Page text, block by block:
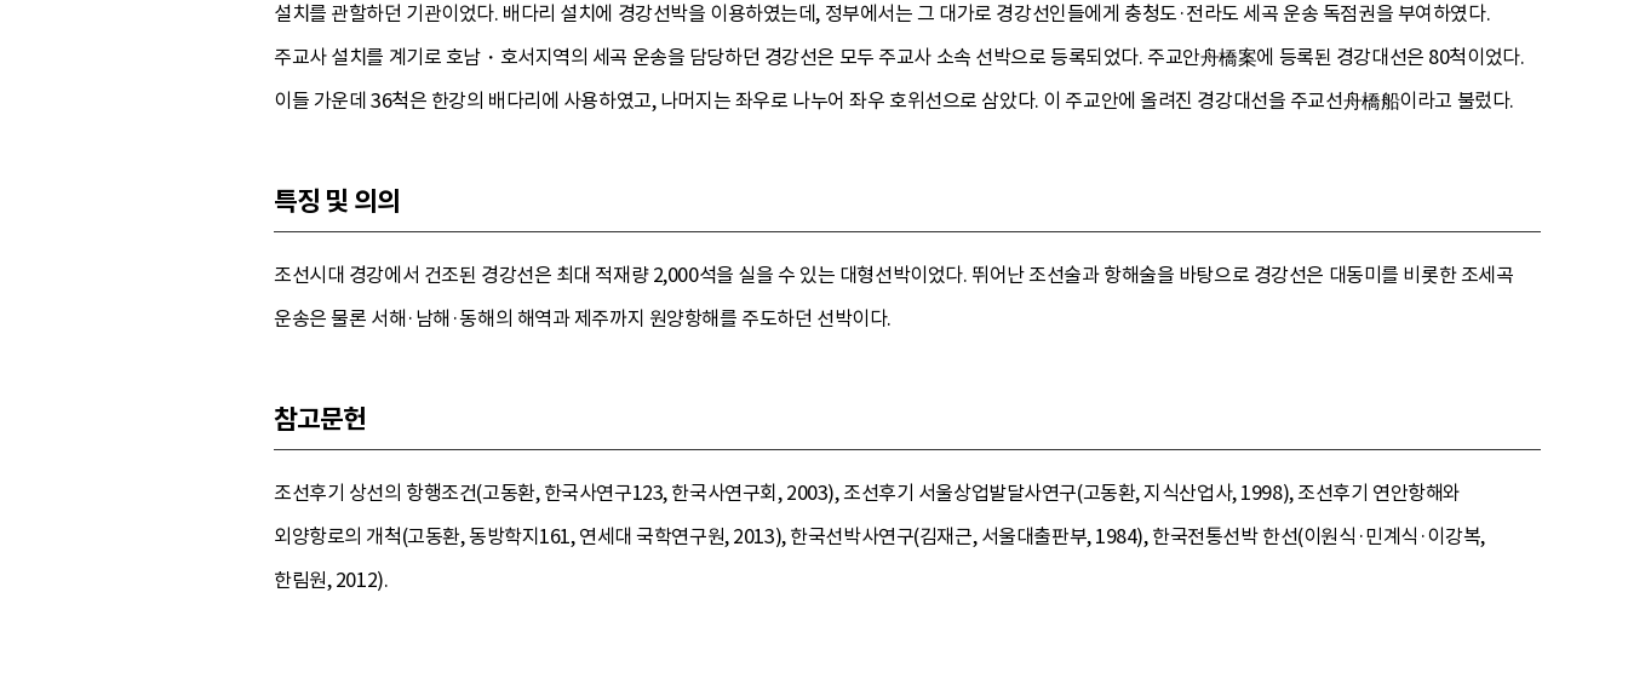
설치를 관할하던 기관이었다. 배다리 설치에 경강선박을 이용하였는데, 정부에서는 그 대가로 경강선인들에게 충청도·전라도 세곡 운송 독점권을 부여하였다.
주교사 설치를 계기로 호남・호서지역의 세곡 운송을 담당하던 경강선은 모두 주교사 소속 선박으로 등록되었다. 주교안舟橋案에 등록된 경강대선은 80척이었다.
이들 가운데 36척은 한강의 배다리에 사용하였고, 나머지는 좌우로 나누어 좌우 호위선으로 삼았다. 이 주교안에 올려진 경강대선을 주교선舟橋船이라고 불렀다.
특징 및 의의
조선시대 경강에서 건조된 경강선은 최대 적재량 2,000석을 실을 수 있는 대형선박이었다. 뛰어난 조선술과 항해술을 바탕으로 경강선은 대동미를 비롯한 조세곡
운송은 물론 서해·남해·동해의 해역과 제주까지 원양항해를 주도하던 선박이다.
참고문헌
조선후기 상선의 항행조건(고동환, 한국사연구123, 한국사연구회, 2003), 조선후기 서울상업발달사연구(고동환, 지식산업사, 1998), 조선후기 연안항해와
외양항로의 개척(고동환, 동방학지161, 연세대 국학연구원, 2013), 한국선박사연구(김재근, 서울대출판부, 1984), 한국전통선박 한선(이원식·민계식·이강복,
한림원, 2012).